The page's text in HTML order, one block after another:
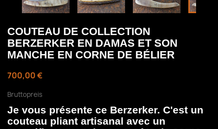
COUTEAU DE COLLECTION
BERZERKER EN DAMAS ET SON
MANCHE EN CORNE DE BÉLIER
700,00 €
Bruttopreis
Je vous présente ce Berzerker. C'est un
couteau pliant artisanal avec un